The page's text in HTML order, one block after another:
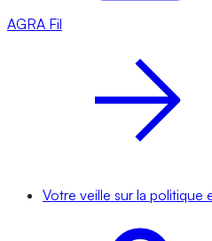
AGRA Fil
Votre veille sur la